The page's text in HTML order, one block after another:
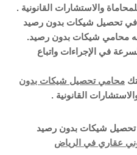
والاستشارات القانونية .
في تحصيل شيكات بدون رصيد
محامي شيكات بدون رصيد.
في الإجراءات واتباع
محامي تحصيل شيكات بدون
القانونية .
تحصيل شيكات بدون رصيد
عقاري في الرياض